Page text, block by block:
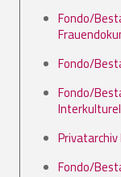
Fondo/
Fondo/
Fondo/
Privatarchiv
Fondo/